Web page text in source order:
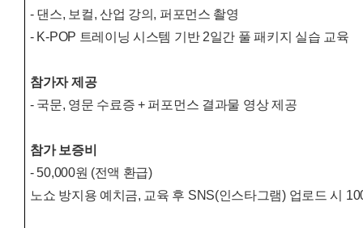
- 댄스, 보컬, 산업 강의, 퍼포먼스 촬영
- K-POP 트레이닝 시스템 기반 2일간 풀 패키지 실습 교육
참가자 제공
- 국문, 영문 수료증 + 퍼포먼스 결과물 영상 제공
참가 보증비
- 50,000원 (전액 환급)
노쇼 방지용 예치금, 교육 후 SNS(인스타그램) 업로드 시